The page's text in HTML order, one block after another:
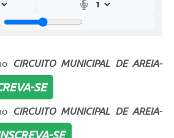
CIRCUITO MUNICIPAL DE AREIA-
SE
CIRCUITO MUNICIPAL DE AREIA-
SE